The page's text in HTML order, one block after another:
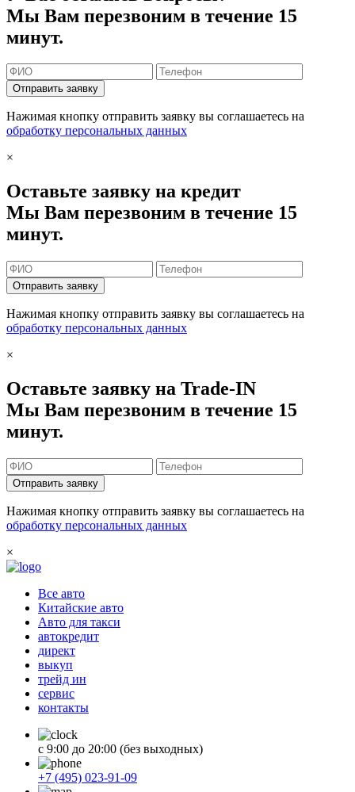
Мы Вам перезвоним в течение 15
минут.
Отправить заявку
Нажимая кнопку отправить заявку вы соглашаетесь на
обработку персональных данных
×
Оставьте заявку на кредит
Мы Вам перезвоним в течение 15
минут.
Отправить заявку
Нажимая кнопку отправить заявку вы соглашаетесь на
обработку персональных данных
×
Оставьте заявку на Trade-IN
Мы Вам перезвоним в течение 15
минут.
Отправить заявку
Нажимая кнопку отправить заявку вы соглашаетесь на
обработку персональных данных
×
Все авто
Китайские авто
Авто для такси
автокредит
директ
выкуп
трейд ин
сервис
контакты
с 9:00 до 20:00 (без выходных)
+7 (495) 023-91-09